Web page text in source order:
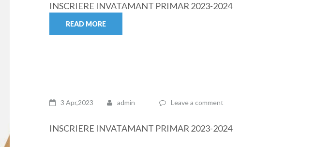
INSCRIERE INVATAMANT PRIMAR 2023-2024
READ MORE
3 Apr,2023 admin Leave a comment
INSCRIERE INVATAMANT PRIMAR 2023-2024